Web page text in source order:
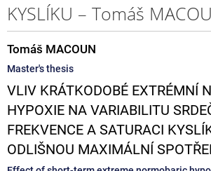
KYSLÍKU – Tomáš
Tomáš MACOUN
Master's thesis
VLIV KRÁTKODOBÉ EXTRÉMNÍ
HYPOXIE NA VARIABILITU
FREKVENCE A SATURACI
ODLIŠNOU MAXIMÁLNÍ